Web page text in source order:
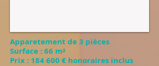
Apparetement de 3 pièces​
Surface : 66 m²​
Prix : 184 600 € honoraires inclus